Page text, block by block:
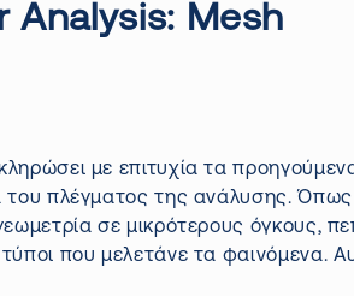
Analysis: Mesh
με επιτυχία τα
του πλέγματος της ανάλυσης.
σε μικρότερους όγκους,
που μελετάνε τα φαινόμενα.